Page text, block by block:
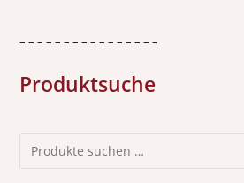
– – – – – – – – – – – – – – – –
Produktsuche